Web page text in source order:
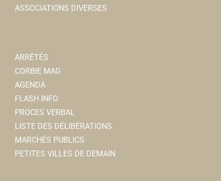
ASSOCIATIONS DIVERSES
ARRÊTÉS
CORBIE MAG
AGENDA
FLASH INFO
PROCES VERBAL
LISTE DES DÉLIBÉRATIONS
MARCHÉS PUBLICS
PETITES VILLES DE DEMAIN